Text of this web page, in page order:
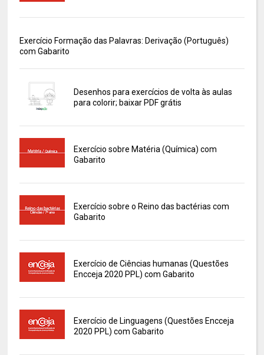
Exercício Formação das Palavras: Derivação (Português)
com Gabarito
Desenhos para exercícios de volta às aulas
para colorir; baixar PDF grátis
Exercício sobre Matéria (Química) com
Gabarito
Exercício sobre o Reino das bactérias com
Gabarito
Exercício de Ciências humanas (Questões
Encceja 2020 PPL) com Gabarito
Exercício de Linguagens (Questões Encceja
2020 PPL) com Gabarito